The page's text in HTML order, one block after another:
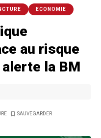
ECONOMIE
au risque
la BM